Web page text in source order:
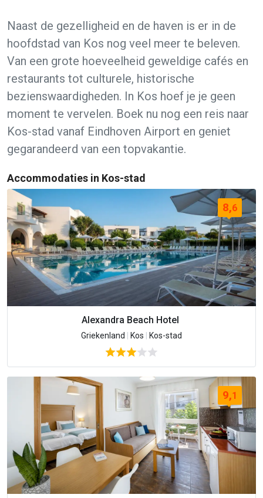
Naast de gezelligheid en de haven is er in de
hoofdstad van Kos nog veel meer te beleven.
Van een grote hoeveelheid geweldige cafés en
restaurants tot culturele, historische
bezienswaardigheden. In Kos hoef je je geen
moment te vervelen. Boek nu nog een reis naar
Kos-stad vanaf Eindhoven Airport en geniet
gegarandeerd van een topvakantie.
Accommodaties in Kos-stad
8,6
Alexandra Beach Hotel
Griekenland Kos Kos-stad
9,1